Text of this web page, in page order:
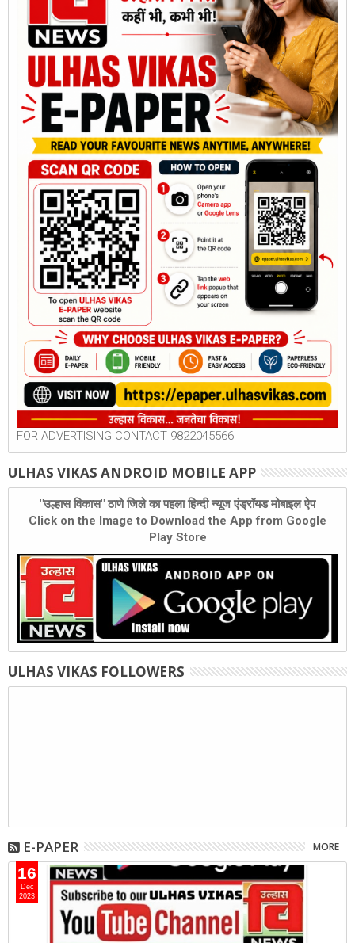
FOR ADVERTISING CONTACT 9822045566
ULHAS VIKAS ANDROID MOBILE APP
"उल्हास विकास" ठाणे जिले का पहला हिन्दी न्यूज एंड्रॉयड मोबाइल ऐप
Click on the Image to Download the App from Google
Play Store
ULHAS VIKAS FOLLOWERS
E-PAPER MORE
16
Dec
2023